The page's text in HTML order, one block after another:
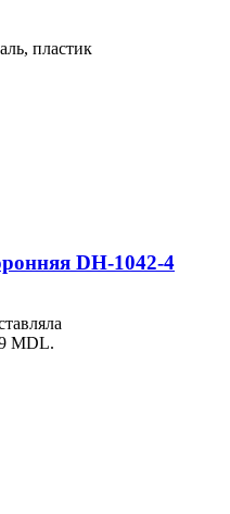
пластик
DH-1042-4
MDL.